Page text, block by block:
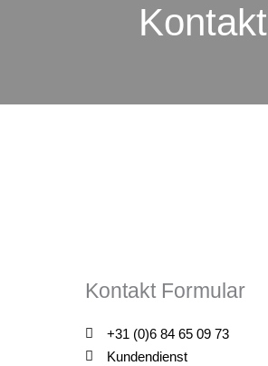
Kontakt
Kontakt Formular
+31 (0)6 84 65 09 73
Kundendienst